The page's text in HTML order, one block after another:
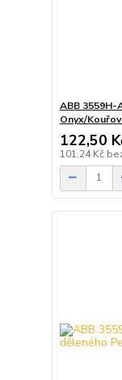
ABB
Onyx/
122,50
101,24 Kč